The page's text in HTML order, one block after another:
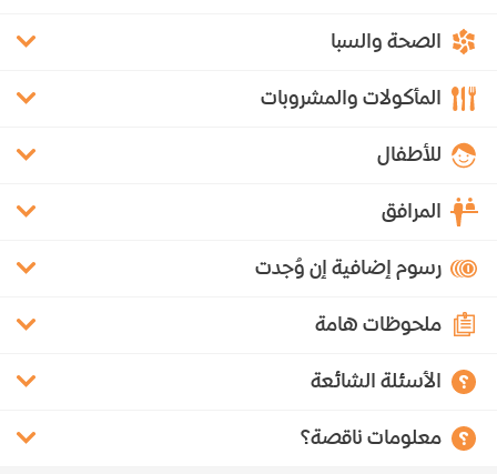
الصحة والسبا
المأكولات والمشروبات
للأطفال
المرافق
رسوم إضافية إن وُجدت
ملحوظات هامة
الأسئلة الشائعة
معلومات ناقصة؟